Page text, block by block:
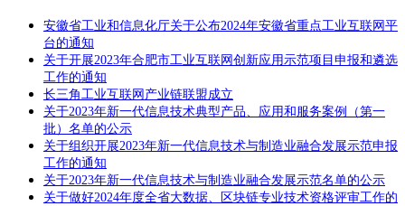
安徽省工业和信息化厅关于公布2024年安徽省重点工业互联网平
台的通知
关于开展2023年合肥市工业互联网创新应用示范项目申报和遴选
工作的通知
长三角工业互联网产业链联盟成立
关于2023年新一代信息技术典型产品、应用和服务案例（第一
批）名单的公示
关于组织开展2023年新一代信息技术与制造业融合发展示范申报
工作的通知
关于2023年新一代信息技术与制造业融合发展示范名单的公示
关于做好2024年度全省大数据、区块链专业技术资格评审工作的